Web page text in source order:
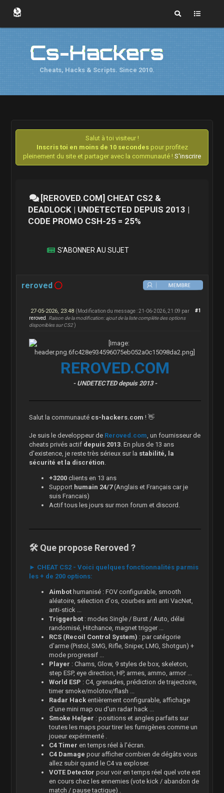
Cs-Hackers
Cheats, Hacks & Scripts. Since 2010.
Salut à toi visiteur !
Inscris toi en moins de 10 secondespour profitez
pleinement du site et partager avec la communauté ! S'inscrire
[REROVED.COM] CHEAT CS2 &
DEADLOCK | UNDETECTED DEPUIS 2013 |
CODE PROMO CSH-25 = 25%
S’ABONNER AU SUJET
reroved
#1
27-05-2026, 23:48 (Modification du message : 21-06-2026, 21:09 par
reroved
Raison de la modification: ajout de la liste complète des options
disponibles sur CS2 )
REROVED.COM
- UNDETECTED depuis 2013 -
Salut la communauté cs-hackers.com ! 👋
Je suis le developpeur de Reroved.com, un fournisseur de
cheats privés actif depuis 2013. En plus de 13 ans
d'existence, je reste très sérieux sur la stabilité, la
sécurité et la discrétion.
+3200 clients en 13 ans
Support humain 24/7(Anglais et Français car je
suis Francais)
Actif tous les jours sur mon forum et discord.
🛠️ Que propose Reroved ?
► CHEAT CS2 - Voici quelques fonctionnalités parmis
les + de 200 options:
Aimbothumanisé : FOV configurable, smooth
aléatoire, sélection d'os, courbes anti anti VacNet,
anti-stick ...
Triggerbot: modes Single / Burst / Auto, délai
randomisé, Hitchance, magnet trigger ...
RCS (Recoil Control System) : par catégorie
d'arme (Pistol, SMG, Rifle, Sniper, LMG, Shotgun) +
mode progressif ...
Player : Chams, Glow, 9 styles de box, skeleton,
step ESP, eye direction, HP, armes, ammo, armor ...
World ESP : C4, grenades, prédiction de trajectoire,
timer smoke/molotov/flash ...
Radar Hackentièrement configurable, affichage
d'une mini map ou d'un radar hack ...
Smoke Helper : positions et angles parfaits sur
toutes les maps pour tirer les fumigènes comme un
joueur expérimenté .
C4 Timer en temps réel à l'écran.
C4 Damage pour afficher combien de dégâts vous
allez subir quand le C4 va exploser.
VOTE Detector pour voir en temps réel quel vote est
en cours chez les ennemies (vote kick / abandon de
match / pause tactique) .